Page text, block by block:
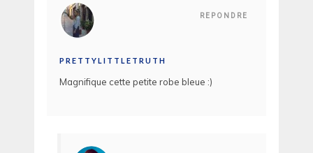
REPONDRE
PRETTYLITTLETRUTH
Magnifique cette petite robe bleue :)